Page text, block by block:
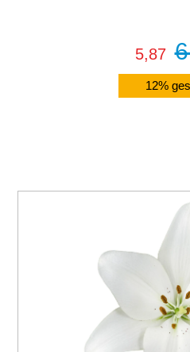
5,87
12%